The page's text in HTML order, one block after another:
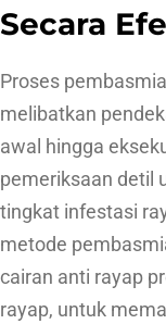
Secara
Proses
melibatkan
awal hingga
pemeriksaan detil
tingkat infestasi
metode
cairan anti rayap
rayap, untuk